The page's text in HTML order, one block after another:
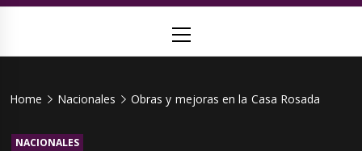
Menu
Home Nacionales Obras y mejoras en la Casa Rosada
NACIONALES